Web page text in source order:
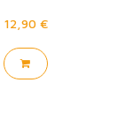
12,90 €